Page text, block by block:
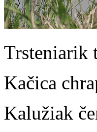
Trsteniarik
Kačica
Kalužiak